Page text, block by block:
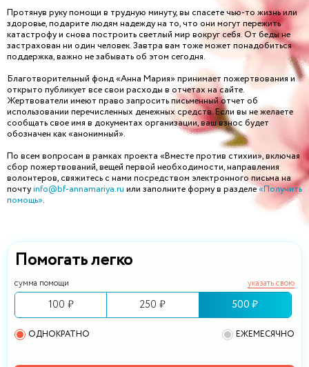
Помогать легко
сумма помощи указать свою
100 ₽ 250 ₽ 500 ₽
ОДНОКРАТНО ЕЖЕМЕСЯЧНО
Протянув руку помощи в трудную минуту, вы спасете чью-то жизнь или
здоровье, подарите людям надежду на то, что они могут пережить
катастрофу и снова построить светлый мир вокруг себя. От беды не
застрахован ни один человек. Завтра вам тоже может понадобиться
поддержка, важно не забывать об этом сегодня.
Благотворительный фонд «Анна Мария» принимает пожертвования и
открыто публикует все свои расходы в отчетах на сайте.
Жертвователи имеют право запросить письменный отчет об
использовании перечисленных денежных средств. Если вы не желаете
сообщать свое имя в документах организации, ваш взнос будет
обозначен как «анонимный».
По всем вопросам в рамках проекта «Вместе против стихии», включая
сбор пожертвований, вещей первой необходимости, направления
волонтеров, свяжитесь с нами посредством электронного письма на
почтуinfo@bf-annamariya.ru или заполните форму в разделе«Получить
помощь».